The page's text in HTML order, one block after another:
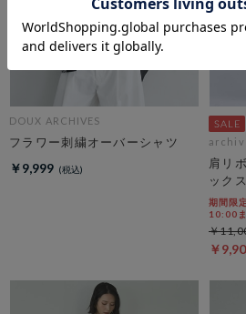
DOUX ARCHIVES
フラワー刺繍オーバーシャツ
￥9,999
肩リ
ック
期間限
10:00
￥
￥